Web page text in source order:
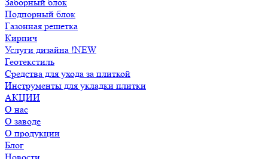
Подпорный блок
Газонная решетка
Кирпич
Услуги дизайна !NEW
Геотекстиль
Средства для ухода за плиткой
Инструменты для укладки плитки
АКЦИИ
О нас
О заводе
О продукции
Блог